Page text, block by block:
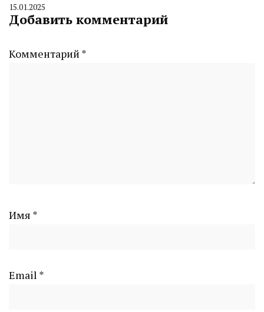
By
CHELINDUSTRY
15.01.2025
Добавить комментарий
Комментарий *
Имя *
Email *